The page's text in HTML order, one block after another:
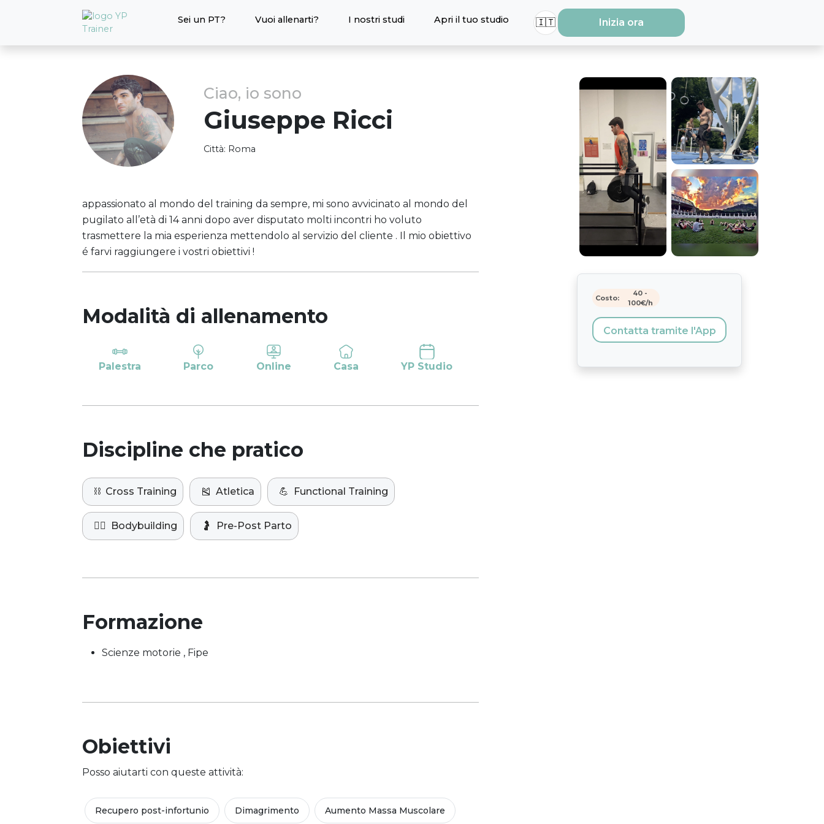
Sei un PT? Vuoi allenarti? I nostri studi Apri il tuo studio 🇮🇹 Inizia ora
Ciao, io sono
Giuseppe Ricci
Città: Roma
appassionato al mondo del training da sempre, mi sono avvicinato al mondo del
pugilato all’età di 14 anni dopo aver disputato molti incontri ho voluto
trasmettere la mia esperienza mettendolo al servizio del cliente . Il mio obiettivo
é farvi raggiungere i vostri obiettivi !
Modalità di allenamento
Palestra Parco Online Casa YP Studio
Discipline che pratico
⛓️ Cross Training 🎽 Atletica 💪 Functional Training
🏋️‍♀️ Bodybuilding 🤰 Pre-Post Parto
Formazione
Scienze motorie , Fipe
Obiettivi
Posso aiutarti con queste attività:
Recupero post-infortunio Dimagrimento Aumento Massa Muscolare
Costo:
40 -
100€/h
Contatta tramite l'App